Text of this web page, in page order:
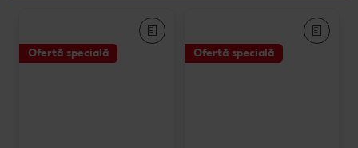
Ofertă specială Ofertă specială